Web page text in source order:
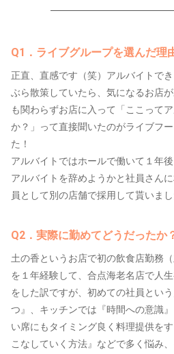
Q1．ライブグループを選んだ理
正直、直感です（笑）アルバイトで
ぶら散策していたら、気になるお店
も関わらずお店に入って「ここって
か？」って直接聞いたのがライブフ
た！
アルバイトではホールで働いて１年
アルバイトを辞めようかと社員さん
員として別の店舗で採用して貰いまし
Q2．実際に勤めてどうだったか
土の香というお店で初の飲食店勤務
を１年経験して、合点海老名店で人
をした訳ですが、初めての社員とい
つ』、キッチンでは『時間への意識
い席にもタイミング良く料理提供を
こなしていく方法』などで多く悩み